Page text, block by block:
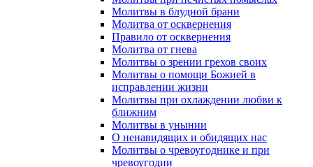
Молитвы в блудной брани
Молитва от осквернения
Правило от осквернения
Молитва от гнева
Молитвы о зрении грехов своих
Молитвы о помощи Божией в
исправлении жизни
Молитвы при охлаждении любви к
ближним
Молитвы в унынии
О ненавидящих и обидящих нас
Молитвы о чревоугоднике и при
чревоугодии